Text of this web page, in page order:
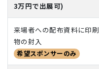
3万円で出展可)
来場者への配布資料に印刷
物の封入
希望スポンサーのみ